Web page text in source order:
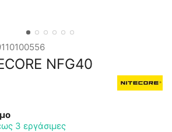
NFG40
3 εργάσιμες